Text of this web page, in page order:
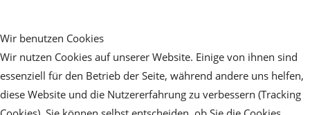
Wir benutzen Cookies
Wir nutzen Cookies auf unserer Website. Einige von ihnen sind
essenziell für den Betrieb der Seite, während andere uns helfen,
diese Website und die Nutzererfahrung zu verbessern (Tracking